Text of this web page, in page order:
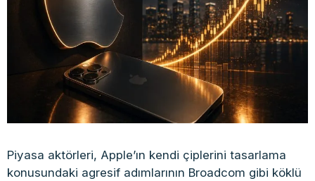
Piyasa aktörleri, Apple’ın kendi çiplerini tasarlama
konusundaki agresif adımlarının Broadcom gibi köklü